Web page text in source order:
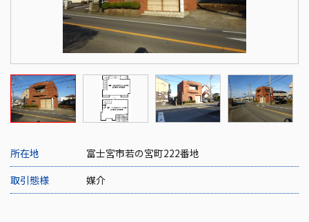
所在地
富士宮市若の宮町222番地
取引態様
媒介